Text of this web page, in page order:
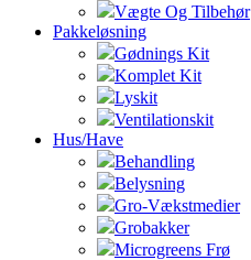
Vægte Og Tilbehør
Pakkeløsning
Gødnings Kit
Komplet Kit
Lyskit
Ventilationskit
Hus/Have
Behandling
Belysning
Gro-Vækstmedier
Grobakker
Microgreens Frø